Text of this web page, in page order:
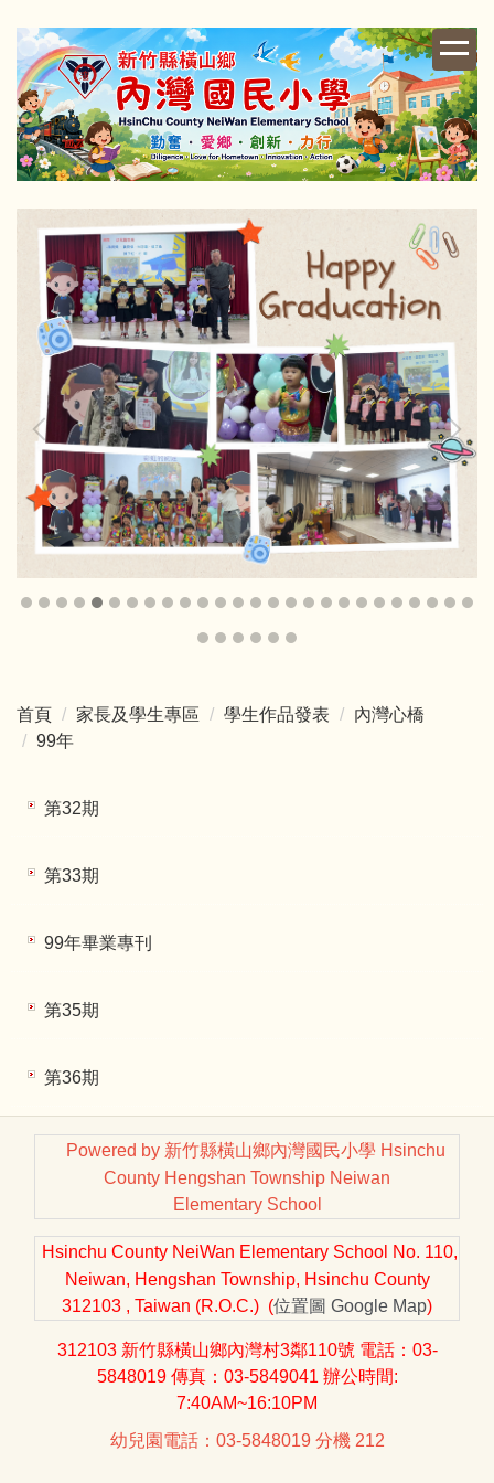
到
主
要
內
容
區
首頁 家長及學生專區 學生作品發表
內灣心橋
99年
第32期
第33期
99年畢業專刊
第35期
第36期
Powered by 新竹縣橫山鄉內灣國民小學 Hsinchu
County Hengshan Township Neiwan
Elementary School
Hsinchu County NeiWan Elementary School No. 110,
Neiwan, Hengshan Township, Hsinchu County
312103 , Taiwan (R.O.C.) (位置圖 Google Map)
312103 新竹縣橫山鄉內灣村3鄰110號 電話：03-
5848019 傳真：03-5849041 辦公時間:
7:40AM~16:10PM
幼兒園電話：03-5848019 分機 212